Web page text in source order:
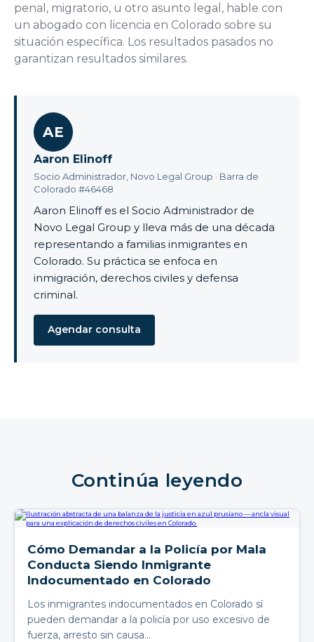
penal, migratorio, u otro asunto legal, hable con
un abogado con licencia en Colorado sobre su
situación específica. Los resultados pasados no
garantizan resultados similares.
AE
Aaron Elinoff
Socio Administrador, Novo Legal Group · Barra de
Colorado #46468
Aaron Elinoff es el Socio Administrador de
Novo Legal Group y lleva más de una década
representando a familias inmigrantes en
Colorado. Su práctica se enfoca en
inmigración, derechos civiles y defensa
criminal.
Agendar consulta
Continúa leyendo
Cómo Demandar a la Policía por Mala
Conducta Siendo Inmigrante
Indocumentado en Colorado
Los inmigrantes indocumentados en Colorado sí
pueden demandar a la policía por uso excesivo de
fuerza, arresto sin causa…